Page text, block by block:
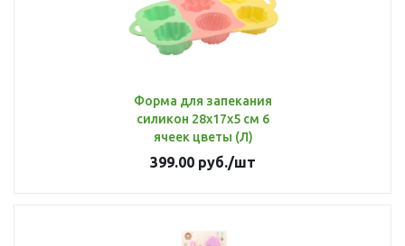
Форма для запекания
силикон 28х17х5 см 6
ячеек цветы (Л)
399.00 руб./шт